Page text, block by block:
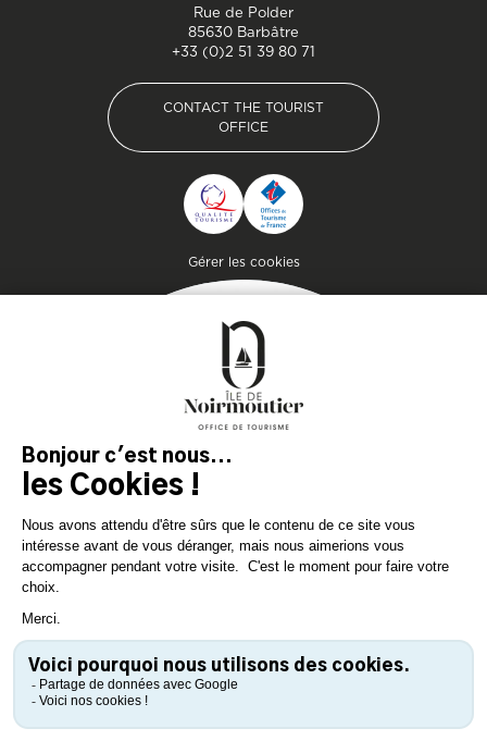
Gérer les cookies
Getaway
Plan your stay on the
island of genuine
experiences!
DOWNLOAD
DOWNLOAD
Rue de Polder
85630 Barbâtre
+33 (0)2 51 39 80 71
CONTACT THE TOURIST
OFFICE
CONTACT THE TOURIST
OFFICE